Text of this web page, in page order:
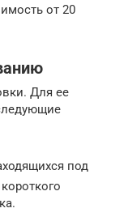
от 20
Для ее
под